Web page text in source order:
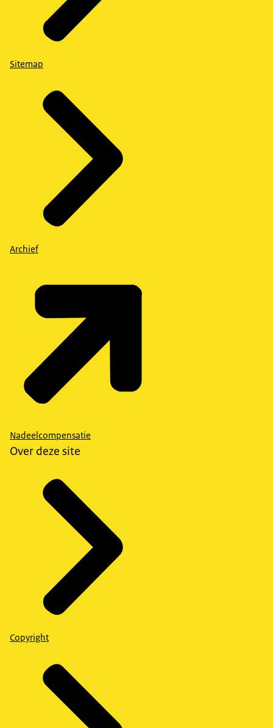
Sitemap
Archief
Nadeelcompensatie
Over deze site
Copyright